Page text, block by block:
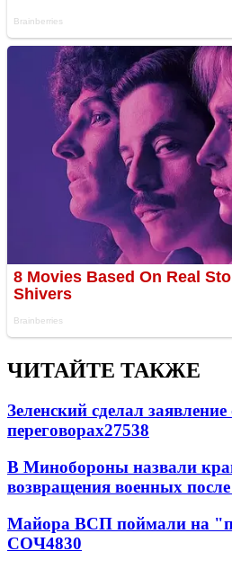
ЧИТАЙТЕ ТАКЖЕ
Зеленский сделал
переговорах27538
В Минобороны назвали
возвращения военных
Майора ВСП поймали на
СОЧ4830